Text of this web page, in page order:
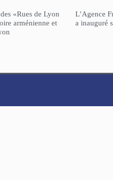
«Rues de Lyon
arménienne et
L’Agence
a inauguré